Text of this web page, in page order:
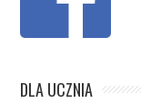
DLA UCZNIA